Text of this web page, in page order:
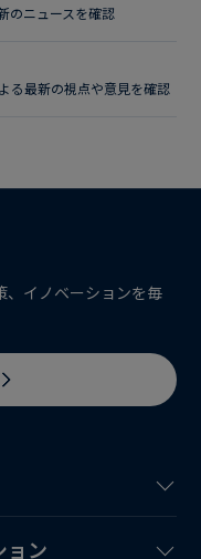
のニュースを確認
る最新の視点や意見を確認
ョン
、イノベーションを毎